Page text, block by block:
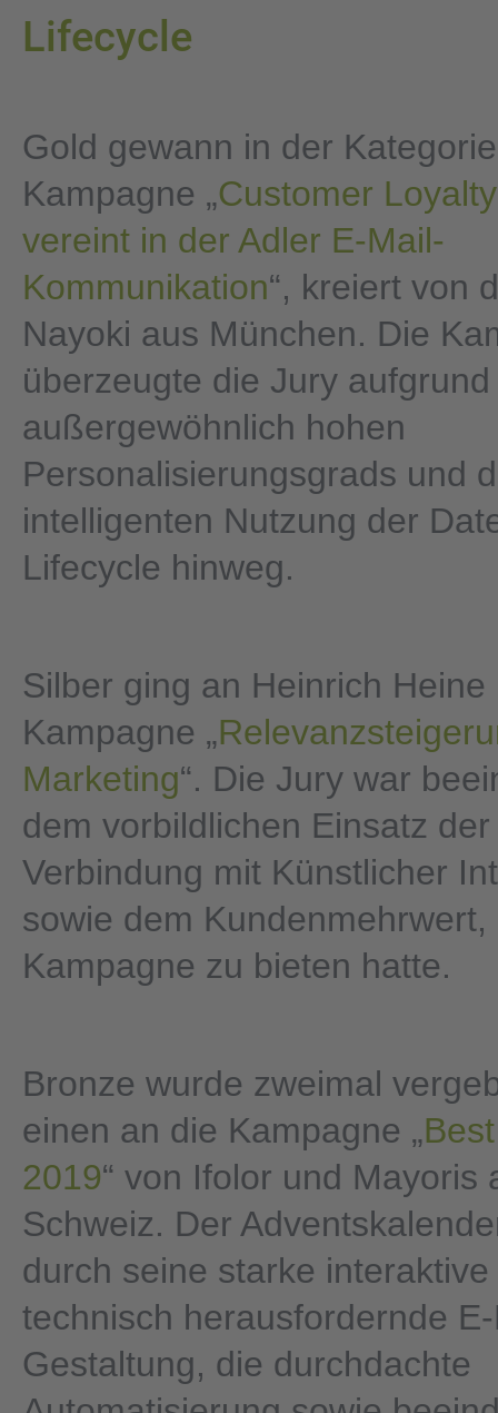
Lifecycle
Gold gewann in der
Kampagne „Customer
vereint in der Adler E-Mail-
Kommunikation“, kreiert von
Nayoki aus München. Die
überzeugte die Jury
außergewöhnlich hohen
Personalisierungsgrads und
intelligenten Nutzung der
Lifecycle hinweg.
Silber ging an Heinrich Heine
Kampagne „
Marketing“. Die Jury war
dem vorbildlichen Einsatz
Verbindung mit Künstlicher
sowie dem Kundenmehrwert,
Kampagne zu bieten hatte.
Bronze wurde zweimal
einen an die Kampagne „
2019“ von Ifolor und Mayoris
Schweiz. Der
durch seine starke
technisch herausfordernde
Gestaltung, die durchdachte